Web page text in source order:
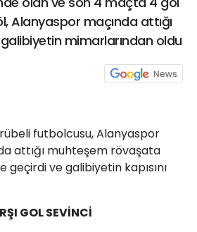
Alanyaspor maçında attığı
mimarlarından oldu
futbolcusu, Alanyaspor
attığı muhteşem rövaşata
geçirdi ve galibiyetin kapısını
GOL SEVİNCİ
21 Gölcük
02624132333